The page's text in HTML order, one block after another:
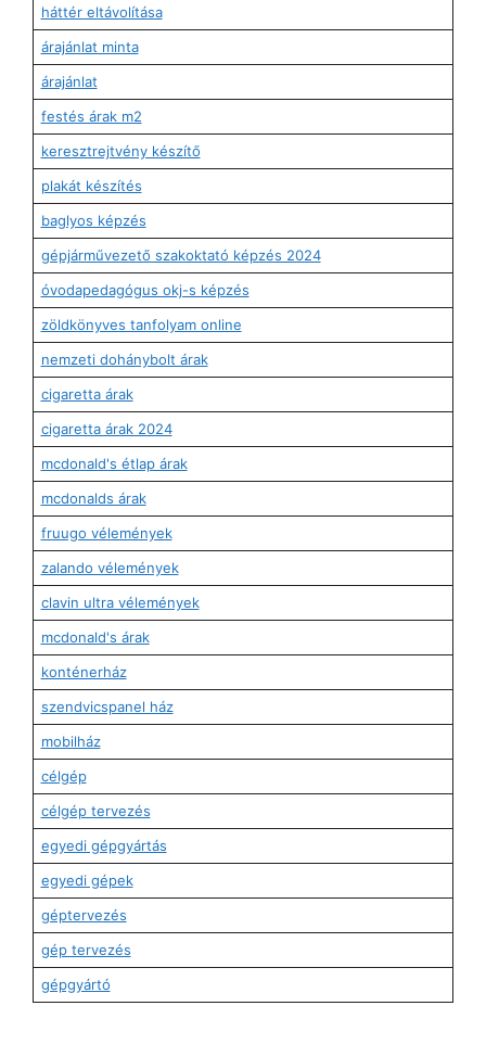
háttér eltávolítása
árajánlat minta
árajánlat
festés árak m2
keresztrejtvény készítő
plakát készítés
baglyos képzés
gépjárművezető szakoktató képzés 2024
óvodapedagógus okj-s képzés
zöldkönyves tanfolyam online
nemzeti dohánybolt árak
cigaretta árak
cigaretta árak 2024
mcdonald's étlap árak
mcdonalds árak
fruugo vélemények
zalando vélemények
clavin ultra vélemények
mcdonald's árak
konténerház
szendvicspanel ház
mobilház
célgép
célgép tervezés
egyedi gépgyártás
egyedi gépek
géptervezés
gép tervezés
gépgyártó